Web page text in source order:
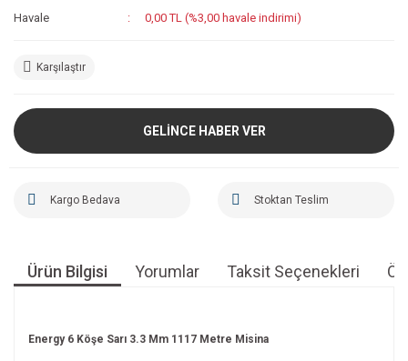
Havale 0,00 TL (%3,00 havale indirimi)
Karşılaştır
GELİNCE HABER VER
Kargo Bedava Stoktan Teslim
Ürün Bilgisi Yorumlar Taksit Seçenekleri
Energy 6 Köşe Sarı 3.3 Mm 1117 Metre Misina